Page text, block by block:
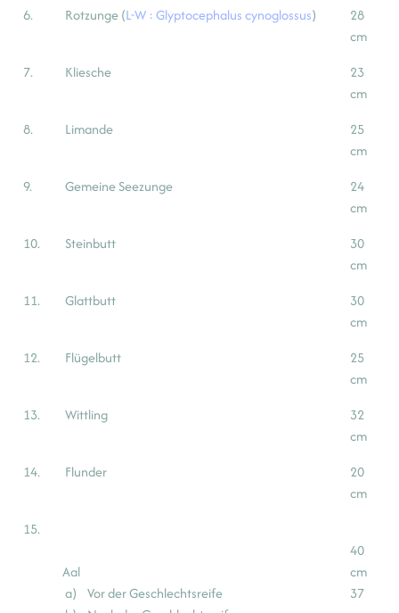
6.
Rotzunge (L-W : Glyptocephalus cynoglossus)
28
cm
7.
Kliesche
23
cm
8.
Limande
25
cm
9.
Gemeine Seezunge
24
cm
10.
Steinbutt
30
cm
11.
Glattbutt
30
cm
12.
Flügelbutt
25
cm
13.
Wittling
32
cm
14.
Flunder
20
cm
15.
Aal
a) Vor der Geschlechtsreife
40
cm
37